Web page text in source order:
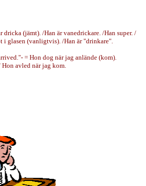
dricka (jämt). /Han är vanedrickare. /Han super. /
i glasen (vanligtvis). /Han är "drinkare".
= Hon dog när jag anlände (kom).
Hon avled när jag kom.